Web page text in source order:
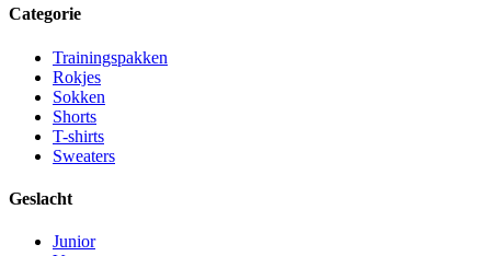
Categorie
Trainingspakken
Rokjes
Sokken
Shorts
T-shirts
Sweaters
Geslacht
Junior